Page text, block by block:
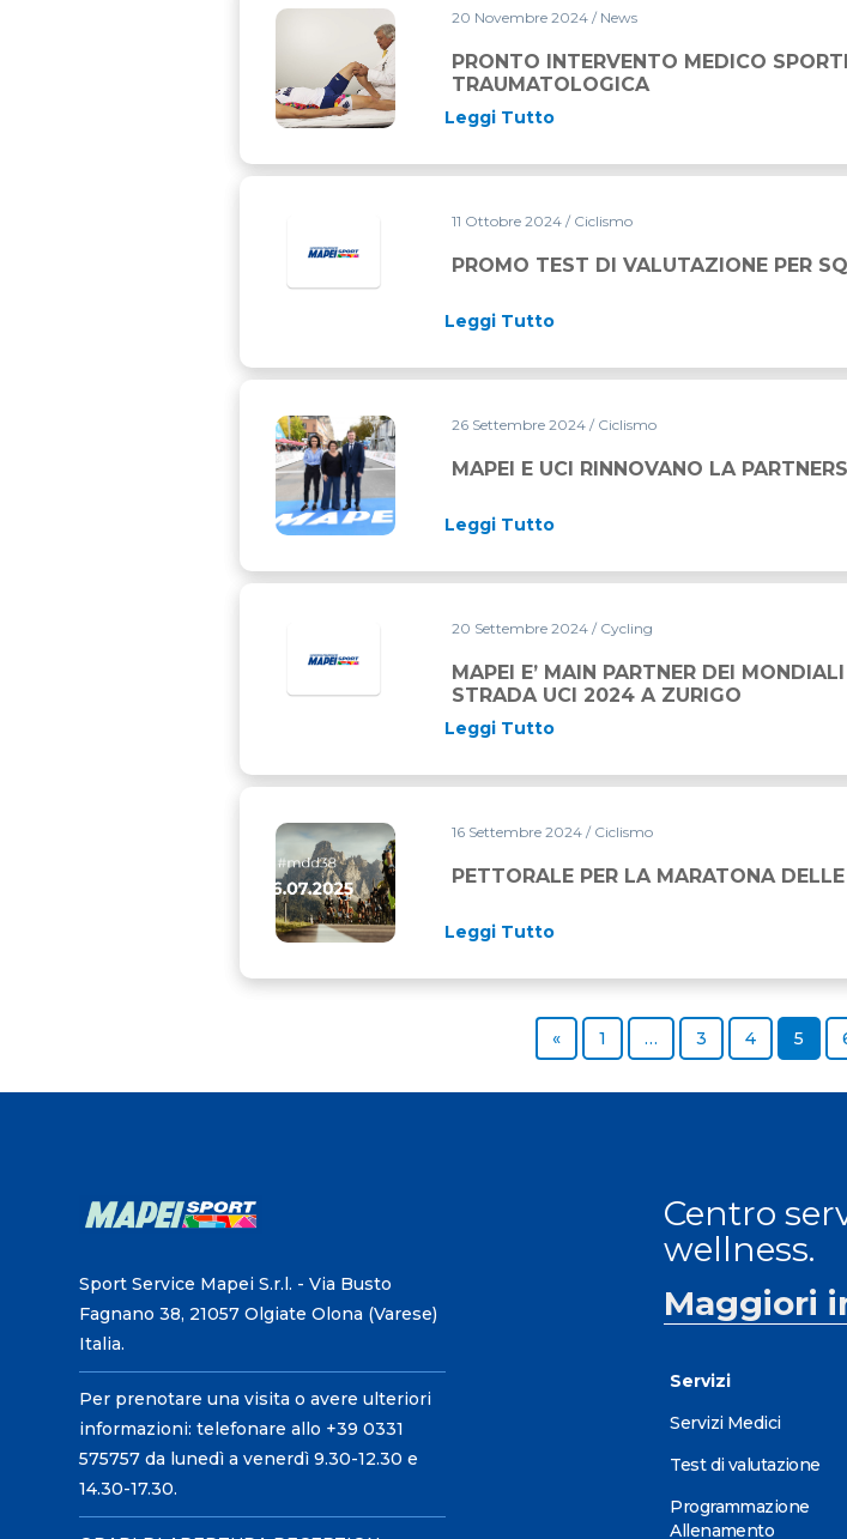
PRONTO INTERVENTO MEDICO SPORTIVO DI ASSISTENZA
20 Novembre 2024 / News
PRONTO INTERVENTO MEDICO
TRAUMATOLOGICA
Leggi Tutto
11 Ottobre 2024 / Ciclismo
PROMO TEST DI VALUTAZIONE PER
Leggi Tutto
MAPEI E UCI RINNOVANO LA PARTNERSHIP
26 Settembre 2024 / Ciclismo
MAPEI E UCI RINNOVANO LA
Leggi Tutto
20 Settembre 2024 / Cycling
MAPEI E’ MAIN PARTNER DEI
STRADA UCI 2024 A ZURIGO
Leggi Tutto
PETTORALE PER LA MARATONA DELLE DOLOMITI E
16 Settembre 2024 / Ciclismo
PETTORALE PER LA MARATONA
Leggi Tutto
«Previous page
Page
1 … Page
3 Page
4 Page
5
Sport Service Mapei S.r.l. - Via Busto
Fagnano 38, 21057 Olgiate Olona (Varese)
Italia.
Per prenotare una visita o avere ulteriori
informazioni: telefonare allo +39 0331
575757 da lunedì a venerdì 9.30-12.30 e
14.30-17.30.
Centro
wellness.
Maggiori
Servizi
Servizi Medici
Test di valutazione
Programmazione
Allenamento